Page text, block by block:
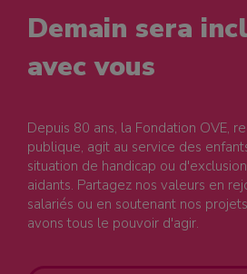
Demain sera
avec vous
Depuis 80 ans, la Fondation OVE,
publique, agit au service des
situation de handicap ou
aidants. Partagez nos valeurs en
salariés ou en soutenant nos
avons tous le pouvoir d'agir.